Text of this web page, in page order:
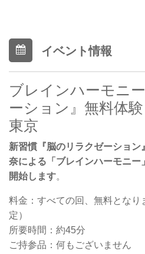
イベント情報
ブレインハーモニ
ーション』無料体
東京
新習慣『脳のリラクゼーショ
奈による「ブレインハーモニー
開始します。
料金：すべての回、無料となり
定）
所要時間：約45分
ご持参品：何もございません